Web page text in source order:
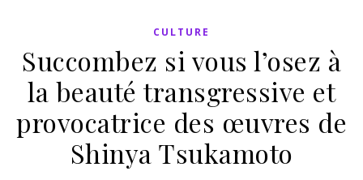
CULTURE
Succombez si vous l’osez à
la beauté transgressive et
provocatrice des œuvres de
Shinya Tsukamoto